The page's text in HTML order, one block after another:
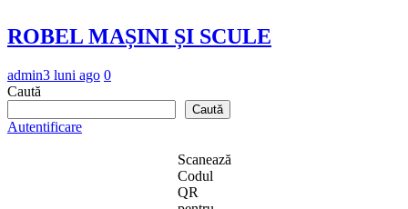
ROBEL MAȘINI ȘI SCULE
admin3 luni ago 0
Caută
Caută
Autentificare
Scanează
Codul
QR